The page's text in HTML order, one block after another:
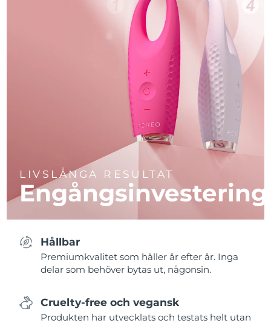
LIVSLÅNGA RESULTAT
Engångsinvestering
Hållbar
Premiumkvalitet som håller år efter år. Inga
delar som behöver bytas ut, någonsin.
Cruelty-free och vegansk
Produkten har utvecklats och testats helt utan